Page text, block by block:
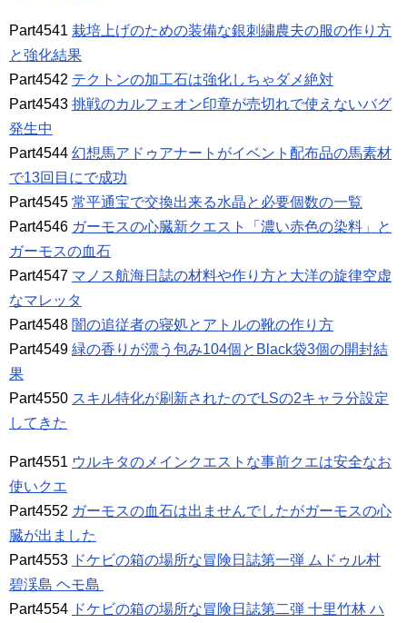
Part4541 栽培上げのための装備な銀刺繍農夫の服の作り方
と強化結果
Part4542 テクトンの加工石は強化しちゃダメ絶対
Part4543 挑戦のカルフェオン印章が売切れで使えないバグ
発生中
Part4544 幻想馬アドゥアナートがイベント配布品の馬素材
で13回目にで成功
Part4545 常平通宝で交換出来る水晶と必要個数の一覧
Part4546 ガーモスの心臓新クエスト「濃い赤色の染料」と
ガーモスの血石
Part4547 マノス航海日誌の材料や作り方と大洋の旋律空虚
なマレッタ
Part4548 闇の追従者の寝処とアトルの靴の作り方
Part4549 緑の香りが漂う包み104個とBlack袋3個の開封結
果
Part4550 スキル特化が刷新されたのでLSの2キャラ分設定
してきた
Part4551 ウルキタのメインクエストな事前クエは安全なお
使いクエ
Part4552 ガーモスの血石は出ませんでしたがガーモスの心
臓が出ました
Part4553 ドケビの箱の場所な冒険日誌第一弾 ムドゥル村
碧渓島 ヘモ島
Part4554 ドケビの箱の場所な冒険日誌第二弾 十里竹林 ハ